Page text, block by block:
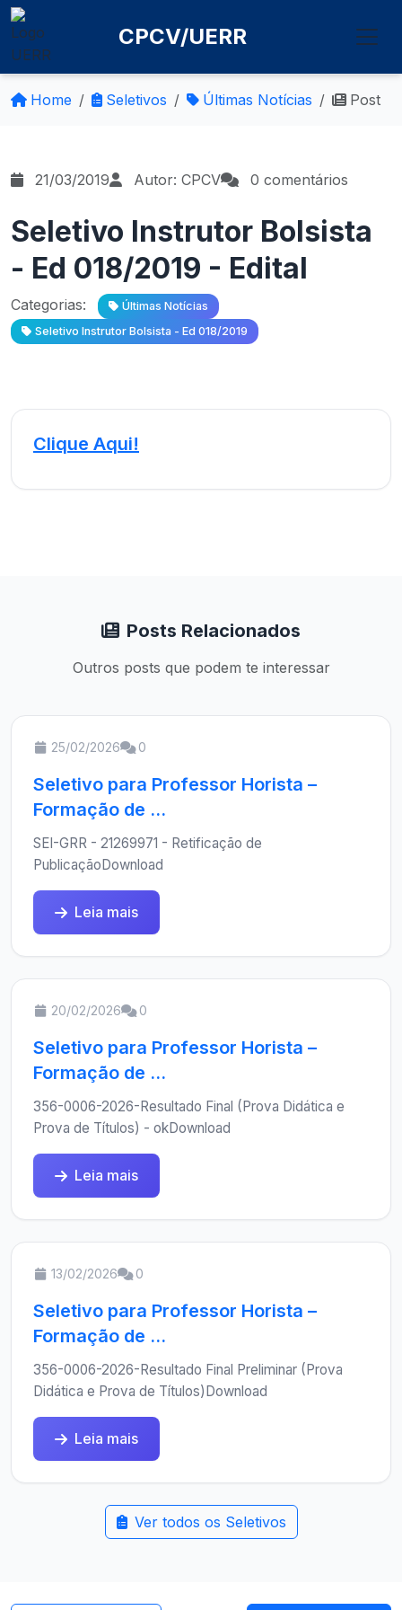
CPCV/UERR
Home Seletivos Últimas Notícias Post
21/03/2019 Autor: CPCV 0 comentários
Seletivo Instrutor Bolsista
- Ed 018/2019 - Edital
Categorias:
Últimas Notícias
Seletivo Instrutor Bolsista - Ed 018/2019
Clique Aqui!
Posts Relacionados
Outros posts que podem te interessar
25/02/2026 0
Seletivo para Professor Horista –
Formação de ...
SEI-GRR - 21269971 - Retificação de
PublicaçãoDownload
Leia mais
20/02/2026 0
Seletivo para Professor Horista –
Formação de ...
356-0006-2026-Resultado Final (Prova Didática e
Prova de Títulos) - okDownload
Leia mais
13/02/2026 0
Seletivo para Professor Horista –
Formação de ...
356-0006-2026-Resultado Final Preliminar (Prova
Didática e Prova de Títulos)Download
Leia mais
Ver todos os Seletivos